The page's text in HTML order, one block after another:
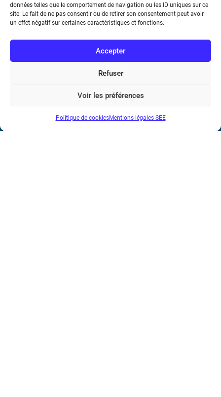
données telles que le comportement de navigation ou les ID uniques sur ce
site. Le fait de ne pas consentir ou de retirer son consentement peut avoir
un effet négatif sur certaines caractéristiques et fonctions.
Accepter
Refuser
Voir les préférences
Politique de cookiesMentions légales-SEE
Matricielles (LMIs). Des exemples illustratifs
sont présentés dans ce papier afin de mettre en
Société de l’Electricité, de l’Electronique et des Technologies